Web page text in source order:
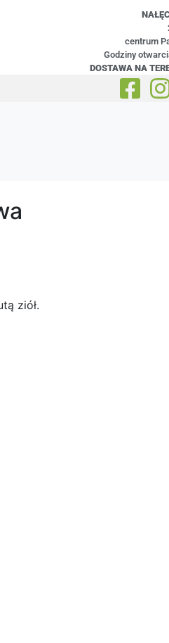
centrum
Godziny
DOSTAWA NA
ziół.